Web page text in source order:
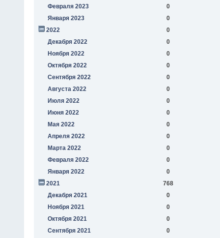
Февраля 2023
0
Января 2023
0
2022
0
Декабря 2022
0
Ноября 2022
0
Октября 2022
0
Сентября 2022
0
Августа 2022
0
Июля 2022
0
Июня 2022
0
Мая 2022
0
Апреля 2022
0
Марта 2022
0
Февраля 2022
0
Января 2022
0
2021
768
Декабря 2021
0
Ноября 2021
0
Октября 2021
0
Сентября 2021
0